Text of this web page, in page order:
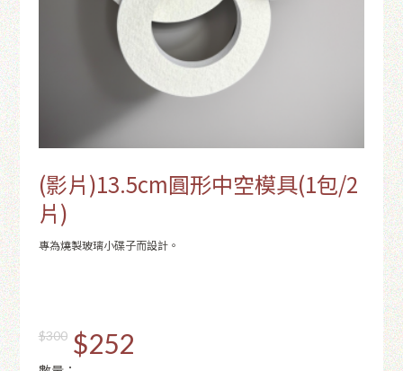
(影片)13.5cm圓形中空模具(1包/2
片)
專為燒製玻璃小碟子而設計。
$300 $252